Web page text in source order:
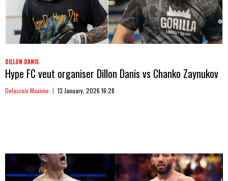
DILLON DANIS
Hype FC veut organiser Dillon Danis vs Chanko Zaynukov
Delacroix Maxime 13 January, 2026 16:28